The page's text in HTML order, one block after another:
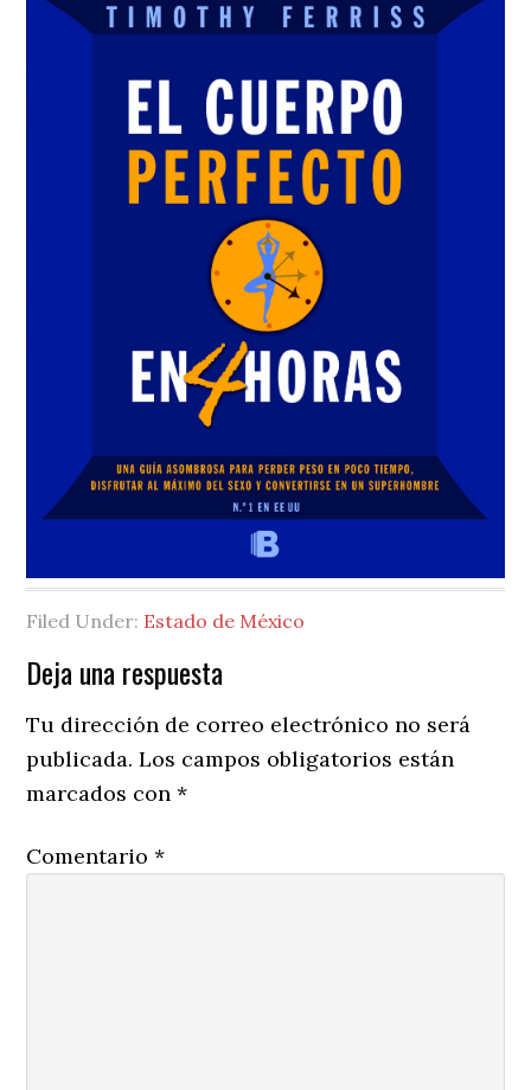
Filed Under: Estado de México
Reader
Interactions
Deja una respuesta
Tu dirección de correo electrónico no será
publicada. Los campos obligatorios están
marcados con*
Comentario*